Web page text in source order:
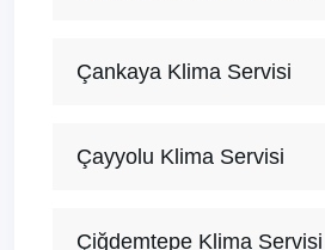
Çankaya Klima Servisi
Çayyolu Klima Servisi
Çiğdemtepe Klima Servisi